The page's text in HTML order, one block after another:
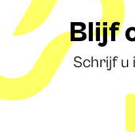
Blijf
Schrijf u